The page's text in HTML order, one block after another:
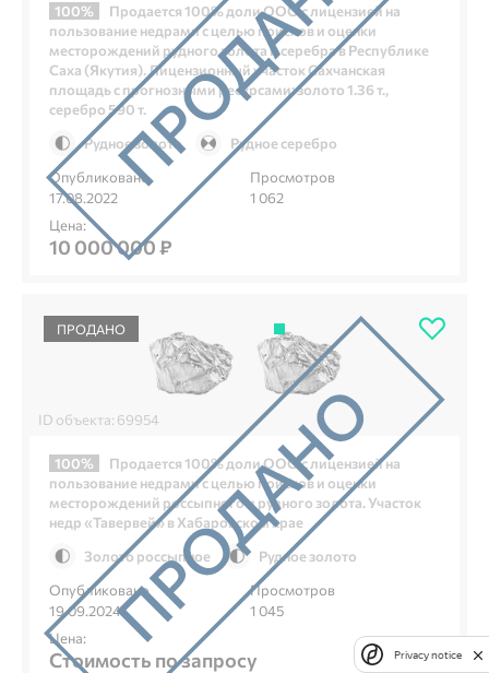
100%
Продается 100% доли ООО с лицензией на
пользование недрами с целью поисков и оценки
месторождений рудного золота и серебра в Республике
Саха (Якутия). Лицензионный участок Сахчанская
площадь с прогнозными ресурсами: золото 1.36 т.,
серебро 590 т.
Рудное золото
Рудное серебро
Опубликовано
17.08.2022
Просмотров
1 062
Цена:
10 000 000 ₽
ПРОДАНО
ID объекта: 69954
100%
Продается 100% доли ООО с лицензией на
пользование недрами с целью поисков и оценки
месторождений россыпного и рудного золота. Участок
недр «Тавервей» в Хабаровском крае
Золото россыпное
Рудное золото
Опубликовано
19.09.2024
Просмотров
1 045
Цена:
Стоимость по запросу Privacy notice